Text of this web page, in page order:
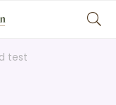
test